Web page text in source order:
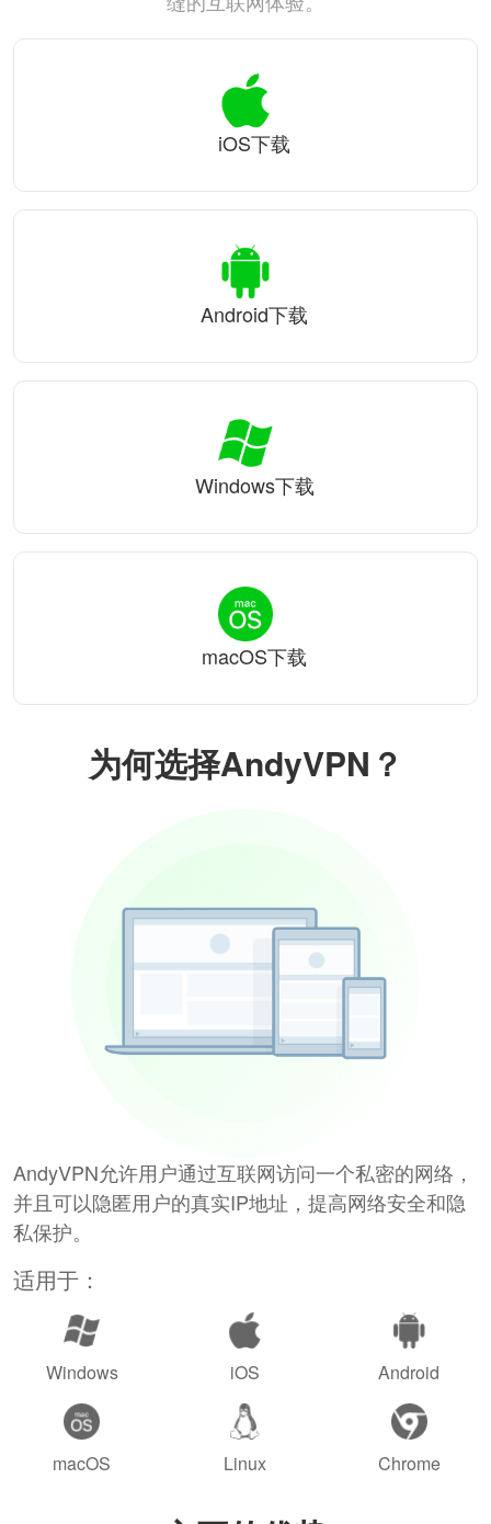
为何选择AndyVPN？
AndyVPN允许用户通过互联网访问一个私密的网络，
并且可以隐匿用户的真实IP地址，提高网络安全和隐
私保护。
适用于：
Windows iOS Android
macOS Linux Chrome
iOS下载
Android下载
Windows下载
macOS下载